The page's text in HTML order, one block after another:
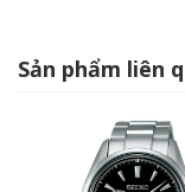
Sản phẩm liên